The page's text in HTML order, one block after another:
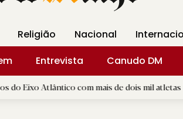
Religião Nacional
Entrevista
Canudo DM
com mais de dois mil atletas | R.